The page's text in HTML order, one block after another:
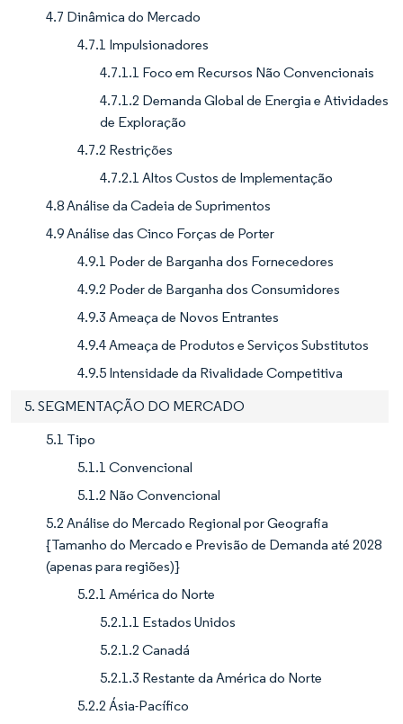
4.7 Dinâmica do Mercado
4.7.1 Impulsionadores
4.7.1.1 Foco em Recursos Não Convencionais
4.7.1.2 Demanda Global de Energia e Atividades
de Exploração
4.7.2 Restrições
4.7.2.1 Altos Custos de Implementação
4.8 Análise da Cadeia de Suprimentos
4.9 Análise das Cinco Forças de Porter
4.9.1 Poder de Barganha dos Fornecedores
4.9.2 Poder de Barganha dos Consumidores
4.9.3 Ameaça de Novos Entrantes
4.9.4 Ameaça de Produtos e Serviços Substitutos
4.9.5 Intensidade da Rivalidade Competitiva
5. SEGMENTAÇÃO DO MERCADO
5.1 Tipo
5.1.1 Convencional
5.1.2 Não Convencional
5.2 Análise do Mercado Regional por Geografia
{Tamanho do Mercado e Previsão de Demanda até 2028
(apenas para regiões)}
5.2.1 América do Norte
5.2.1.1 Estados Unidos
5.2.1.2 Canadá
5.2.1.3 Restante da América do Norte
5.2.2 Ásia-Pacífico